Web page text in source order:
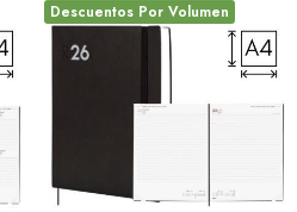
Descuentos Por Volumen